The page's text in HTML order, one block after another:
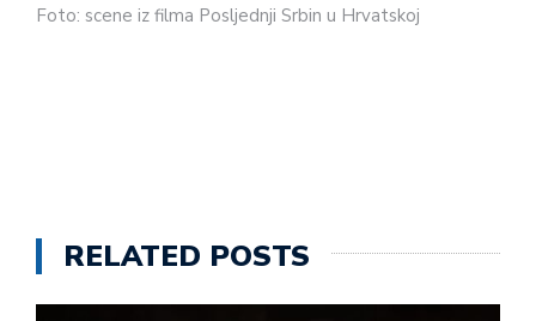
Foto: scene iz filma Posljednji Srbin u Hrvatskoj
RELATED POSTS